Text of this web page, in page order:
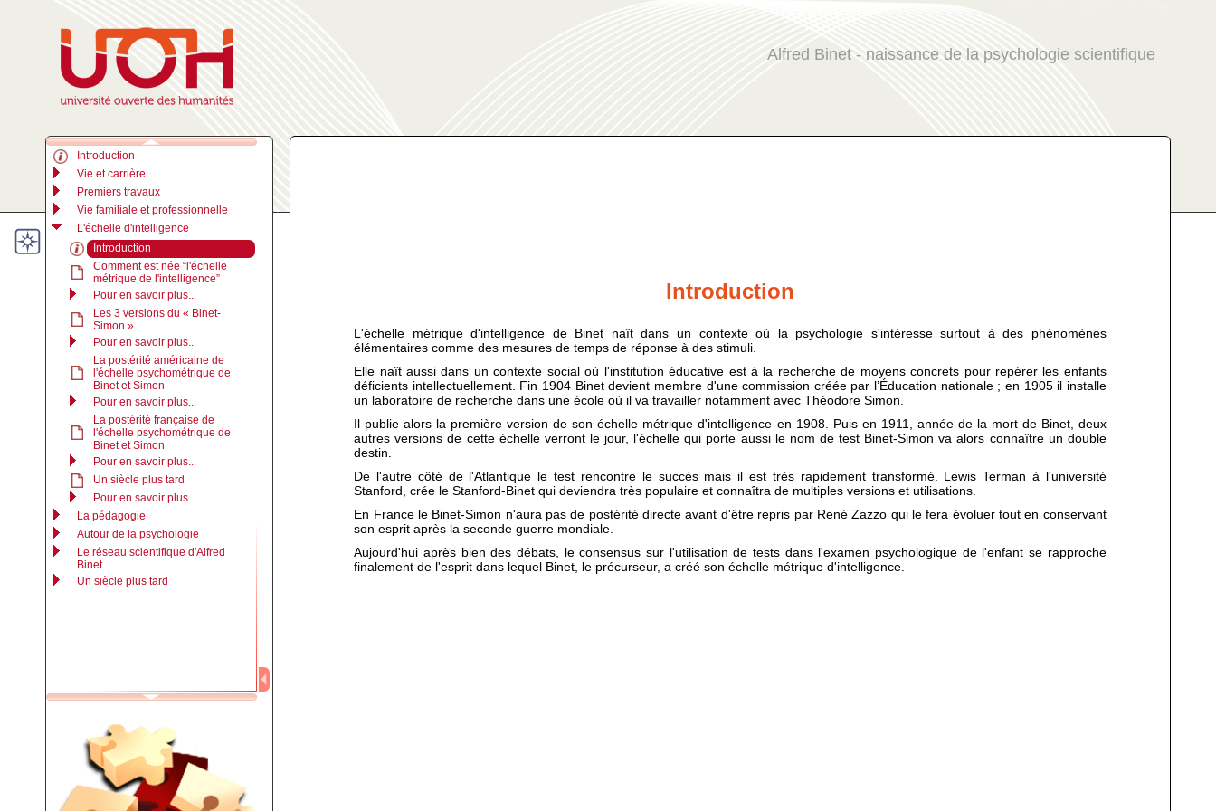
Alfred Binet - naissance de la psychologie scientifique
Introduction
Vie et carrière
Premiers travaux
Vie familiale et professionnelle
L'échelle d'intelligence
Introduction
Comment est née “l'échelle
métrique de l'intelligence”
Pour en savoir plus...
Les 3 versions du « Binet-
Simon »
Pour en savoir plus...
La postérité américaine de
l'échelle psychométrique de
Binet et Simon
Pour en savoir plus...
La postérité française de
l'échelle psychométrique de
Binet et Simon
Pour en savoir plus...
Un siècle plus tard
Pour en savoir plus...
La pédagogie
Autour de la psychologie
Le réseau scientifique d'Alfred
Binet
Un siècle plus tard
Introduction
L'échelle métrique d'intelligence de Binet naît dans un contexte où la psychologie s'intéresse surtout à des phénomènes
élémentaires comme des mesures de temps de réponse à des stimuli.
Elle naît aussi dans un contexte social où l'institution éducative est à la recherche de moyens concrets pour repérer les enfants
déficients intellectuellement. Fin 1904 Binet devient membre d'une commission créée par l’Éducation nationale ; en 1905 il installe
un laboratoire de recherche dans une école où il va travailler notamment avec Théodore Simon.
Il publie alors la première version de son échelle métrique d'intelligence en 1908. Puis en 1911, année de la mort de Binet, deux
autres versions de cette échelle verront le jour, l'échelle qui porte aussi le nom de test Binet-Simon va alors connaître un double
destin.
De l'autre côté de l'Atlantique le test rencontre le succès mais il est très rapidement transformé. Lewis Terman à l'université
Stanford, crée le Stanford-Binet qui deviendra très populaire et connaîtra de multiples versions et utilisations.
En France le Binet-Simon n'aura pas de postérité directe avant d'être repris par René Zazzo qui le fera évoluer tout en conservant
son esprit après la seconde guerre mondiale.
Aujourd'hui après bien des débats, le consensus sur l'utilisation de tests dans l'examen psychologique de l'enfant se rapproche
finalement de l'esprit dans lequel Binet, le précurseur, a créé son échelle métrique d'intelligence.